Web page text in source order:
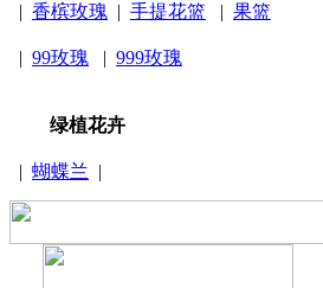
| 香槟玫瑰 | 手提花篮 | 果篮
| 99玫瑰 | 999玫瑰
绿植花卉
| 蝴蝶兰 |